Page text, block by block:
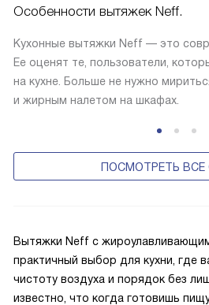
Особенности вытяжек Neff.
Кухонные вытяжки Neff — это
Ее оценят те, пользователи,
на кухне. Больше не нужно
и жирным налетом на шкафах.
ПОСМОТРЕТЬ ВСЕ
Вытяжки Neff с
практичный выбор для кухни, где
чистоту воздуха и порядок без
известно, что когда готовишь